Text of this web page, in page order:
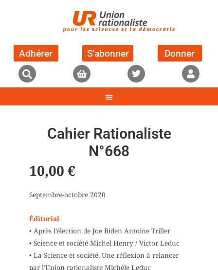
Adhérer S'abonner Donner
Cahier Rationaliste
N°668
10,00 €
Septembre-octobre 2020
Éditorial
• Après l’élection de Joe Biden Antoine Triller
• Science et société Michel Henry / Victor Leduc
• La Science et société. Une réflexion à relancer
par l’Union rationaliste Michèle Leduc